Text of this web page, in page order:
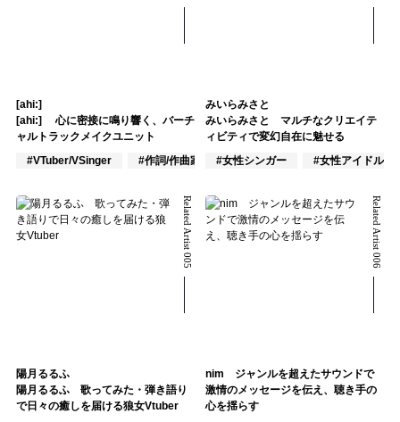
[ahi:]
[ahi:] 心に密接に鳴り響く、バーチ
ャルトラックメイクユニット
#VTuber/VSinger
#作詞/作曲家 #DJ
みいらみさと
みいらみさと マルチなクリエイテ
ィビティで変幻自在に魅せる
#女性シンガー
#女性アイドル
Related Artist 005
陽月るるふ
陽月るるふ 歌ってみた・弾き語り
で日々の癒しを届ける狼女Vtuber
Related Artist 006
nim ジャンルを超えたサウンドで
激情のメッセージを伝え、聴き手の
心を揺らす